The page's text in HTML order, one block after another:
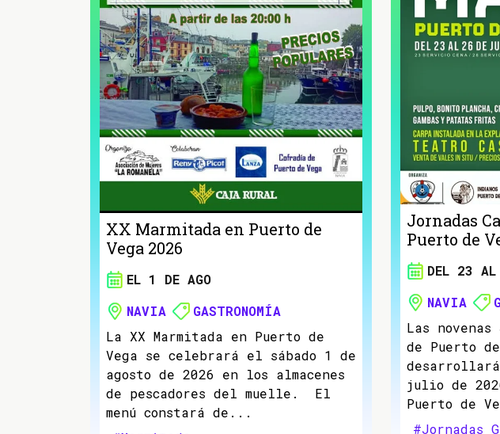
XX Marmitada en Puerto de
Vega 2026
EL 1 DE AGO
NAVIA
GASTRONOMÍA
La XX Marmitada en Puerto de
Vega se celebrará el sábado 1 de
agosto de 2026 en los almacenes
de pescadores del muelle. El
menú constará de...
Jornadas
Puerto de
DEL 23
NAVIA
Las novenas
de Puerto
julio de
Puerto de
#Jornadas